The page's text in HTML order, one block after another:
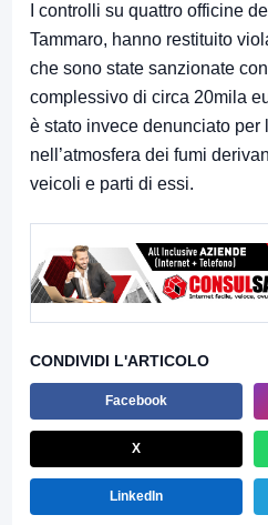
I controlli su quattro officine
Tammaro, hanno restituito
che sono state sanzionate
complessivo di circa 20mila
è stato invece denunciato per
nell’atmosfera dei fumi
veicoli e parti di essi.
CONDIVIDI L'ARTICOLO
Facebook
X
LinkedIn